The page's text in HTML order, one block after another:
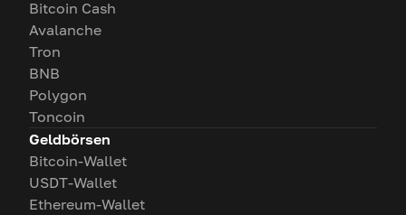
Bitcoin Cash
Avalanche
Tron
BNB
Polygon
Toncoin
Geldbörsen
Bitcoin-Wallet
USDT-Wallet
Ethereum-Wallet